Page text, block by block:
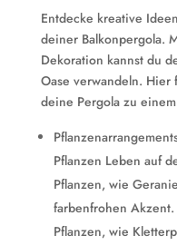
Entdecke kreative
deiner Balkonpergola.
Dekoration kannst du
Oase verwandeln.
deine Pergola zu
Pflanzen Leben auf
Pflanzen, wie
farbenfrohen
Pflanzen, wie